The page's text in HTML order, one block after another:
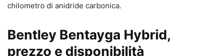
chilometro di anidride carbonica.
Bentley Bentayga Hybrid,
prezzo e disponibilità